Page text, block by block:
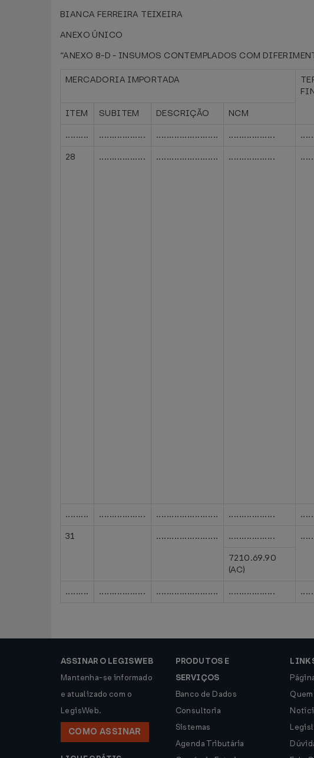
BIANCA FERREIRA TEIXEIRA
ANEXO ÚNICO
“ANEXO 8-D - INSUMOS CONTEMPLADOS COM
MERCADORIA IMPORTADA
ITEM
SUBITEM DESCRIÇÃO NCM
.........
.................. ........................ ..................
28
.................. ........................ ..................
.........
.................. ........................ ..................
31
........................ ..................
7210.69.90
(AC)
.........
.................. ........................ ..................
ASSINAR O LEGISWEB
Mantenha-se informado
e atualizado com o
LegisWeb.
COMO ASSINAR
PRODUTOS E
SERVIÇOS
Banco de Dados
Consultoria
Sistemas
Agenda Tributária